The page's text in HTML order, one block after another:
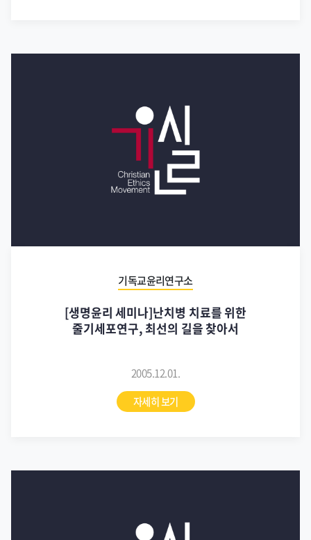
기독교윤리연구소
[생명윤리 세미나]난치병 치료를 위한
줄기세포연구, 최선의 길을 찾아서
2005.12.01.
자세히 보기